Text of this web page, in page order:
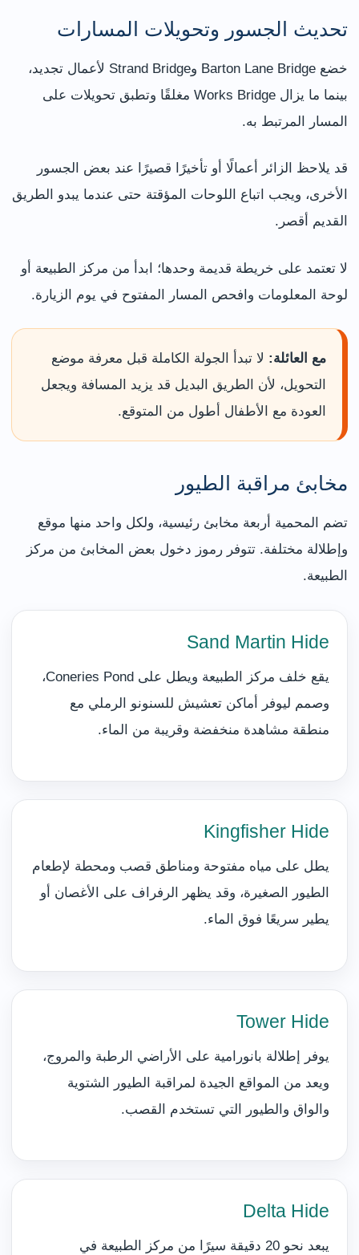
تحديث الجسور وتحويلات المسارات
خضع Barton Lane Bridge وStrand Bridge لأعمال تجديد،
بينما ما يزال Works Bridge مغلقًا وتطبق تحويلات على
المسار المرتبط به.
قد يلاحظ الزائر أعمالًا أو تأخيرًا قصيرًا عند بعض الجسور
الأخرى، ويجب اتباع اللوحات المؤقتة حتى عندما يبدو الطريق
القديم أقصر.
لا تعتمد على خريطة قديمة وحدها؛ ابدأ من مركز الطبيعة أو
لوحة المعلومات وافحص المسار المفتوح في يوم الزيارة.
مع العائلة: لا تبدأ الجولة الكاملة قبل معرفة موضع
التحويل، لأن الطريق البديل قد يزيد المسافة ويجعل
العودة مع الأطفال أطول من المتوقع.
مخابئ مراقبة الطيور
تضم المحمية أربعة مخابئ رئيسية، ولكل واحد منها موقع
وإطلالة مختلفة. تتوفر رموز دخول بعض المخابئ من مركز
الطبيعة.
Sand Martin Hide
يقع خلف مركز الطبيعة ويطل على Coneries Pond،
وصمم ليوفر أماكن تعشيش للسنونو الرملي مع
منطقة مشاهدة منخفضة وقريبة من الماء.
Kingfisher Hide
يطل على مياه مفتوحة ومناطق قصب ومحطة لإطعام
الطيور الصغيرة، وقد يظهر الرفراف على الأغصان أو
يطير سريعًا فوق الماء.
Tower Hide
يوفر إطلالة بانورامية على الأراضي الرطبة والمروج،
ويعد من المواقع الجيدة لمراقبة الطيور الشتوية
والواق والطيور التي تستخدم القصب.
Delta Hide
يبعد نحو 20 دقيقة سيرًا من مركز الطبيعة في